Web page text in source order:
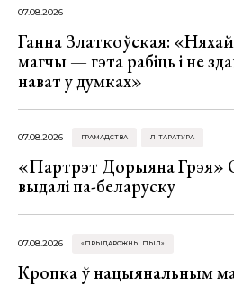
07.08.2026
Ганна Златкоўская:
магчы — гэта рабіць і не
нават у думках»
07.08.2026 ГРАМАДСТВА ЛІТАРАТУРА
«Партрэт Дорыяна Грэя»
выдалі па-беларуску
07.08.2026 «ПРЫДАРОЖНЫ ПЫЛ»
Кропка ў нацыянальным